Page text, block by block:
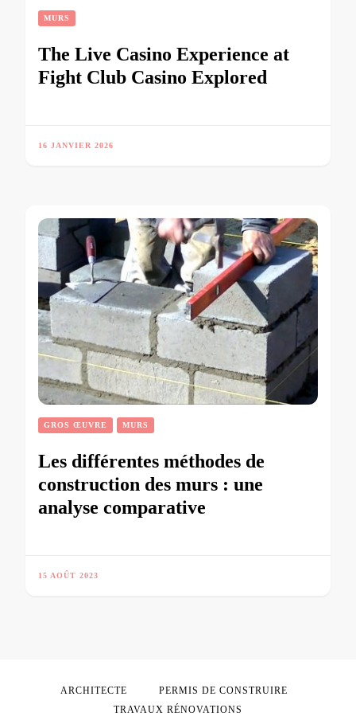
MURS
The Live Casino Experience at
Fight Club Casino Explored
16 JANVIER 2026
GROS ŒUVRE MURS
Les différentes méthodes de
construction des murs : une
analyse comparative
15 AOÛT 2023
ARCHITECTE
PERMIS DE CONSTRUIRE
TRAVAUX RÉNOVATIONS